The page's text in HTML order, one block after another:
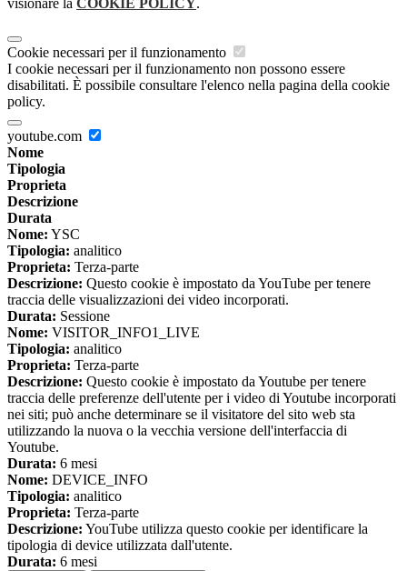
visionare la COOKIE POLICY.
Cookie necessari per il funzionamento
I cookie necessari per il funzionamento non possono essere
disabilitati. È possibile consultare l'elenco nella pagina della cookie
policy.
youtube.com
Nome
Tipologia
Proprieta
Descrizione
Durata
Nome: YSC
Tipologia: analitico
Proprieta: Terza-parte
Descrizione: Questo cookie è impostato da YouTube per tenere
traccia delle visualizzazioni dei video incorporati.
Durata: Sessione
Nome: VISITOR_INFO1_LIVE
Tipologia: analitico
Proprieta: Terza-parte
Descrizione: Questo cookie è impostato da Youtube per tenere
traccia delle preferenze dell'utente per i video di Youtube incorporati
nei siti; può anche determinare se il visitatore del sito web sta
utilizzando la nuova o la vecchia versione dell'interfaccia di
Youtube.
Durata: 6 mesi
Nome: DEVICE_INFO
Tipologia: analitico
Proprieta: Terza-parte
Descrizione: YouTube utilizza questo cookie per identificare la
tipologia di device utilizzata dall'utente.
Durata: 6 mesi